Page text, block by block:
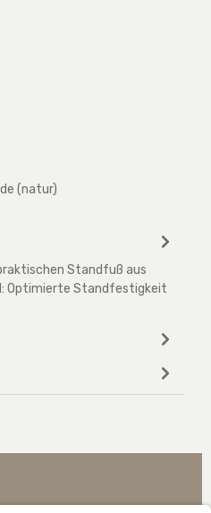
(natur)
Standfuß aus
Optimierte Standfestigkeit